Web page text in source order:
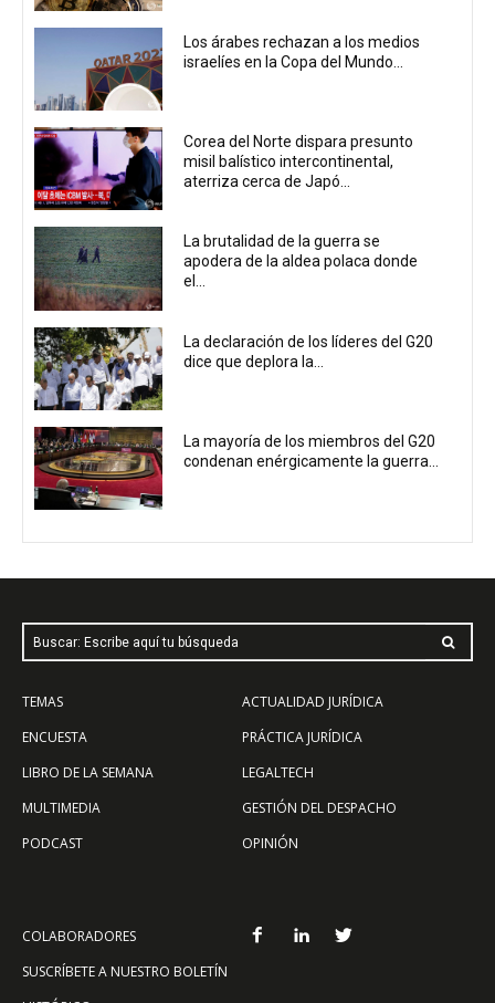
Los árabes rechazan a los medios
israelíes en la Copa del Mundo...
Corea del Norte dispara presunto
misil balístico intercontinental,
aterriza cerca de Japó...
La brutalidad de la guerra se
apodera de la aldea polaca donde
el...
La declaración de los líderes del G20
dice que deplora la...
La mayoría de los miembros del G20
condenan enérgicamente la guerra...
Buscar: Escribe aquí tu búsqueda
TEMAS
ENCUESTA
LIBRO DE LA SEMANA
MULTIMEDIA
PODCAST
ACTUALIDAD JURÍDICA
PRÁCTICA JURÍDICA
LEGALTECH
GESTIÓN DEL DESPACHO
OPINIÓN
COLABORADORES
SUSCRÍBETE A NUESTRO BOLETÍN